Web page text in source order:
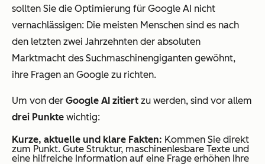
sollten Sie die Optimierung für Google AI nicht
vernachlässigen: Die meisten Menschen sind es nach
den letzten zwei Jahrzehnten der absoluten
Marktmacht des Suchmaschinengiganten gewöhnt,
ihre Fragen an Google zu richten.
Um von der Google AI zitiert zu werden, sind vor allem
drei Punkte wichtig:
Kurze, aktuelle und klare Fakten: Kommen Sie direkt
zum Punkt. Gute Struktur, maschinenlesbare Texte und
eine hilfreiche Information auf eine Frage erhöhen Ihre